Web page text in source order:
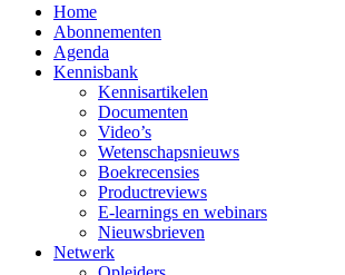
Home
Abonnementen
Agenda
Kennisbank
Kennisartikelen
Documenten
Video’s
Wetenschapsnieuws
Boekrecensies
Productreviews
E-learnings en webinars
Nieuwsbrieven
Netwerk